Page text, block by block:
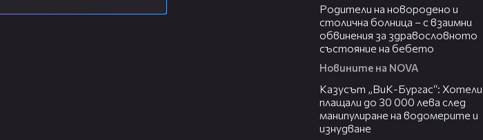
Родители на новородено и
столична болница – с взаимни
обвинения за здравословното
състояние на бебето
Новините на NOVA
Казусът „ВиК-Бургас“: Хотели
плащали до 30 000 лева след
манипулиране на водомерите и
изнудване